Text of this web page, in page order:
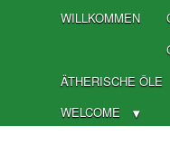
WILLKOMMEN
ÄTHERISCHE ÖLE
WELCOME